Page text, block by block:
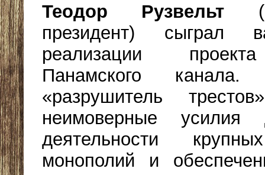
Теодор Рузвельт
президент)
реализации
Панамского
«разрушитель
неимоверные усилия
деятельности
монополий и